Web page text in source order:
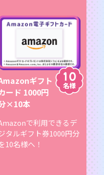
ギフト
ード 1000円
×10本
で利用できるデ
タルギフト券1000円分
10名様へ！
10
名様